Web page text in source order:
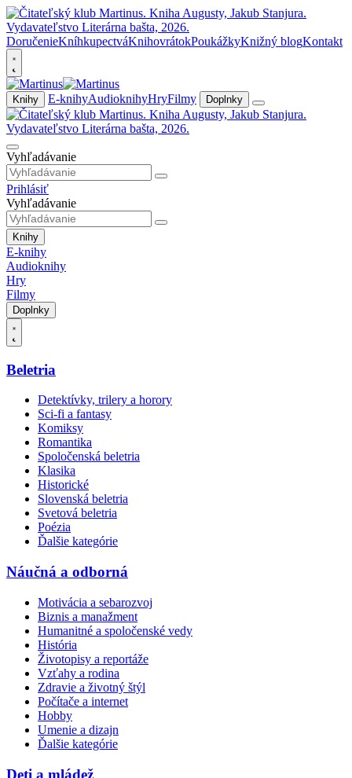
DoručenieKníhkupectváKnihovrátokPoukážkyKnižný blogKontakt
Knihy E-knihyAudioknihyHryFilmy Doplnky
Vyhľadávanie
Prihlásiť
Vyhľadávanie
Knihy
E-knihy
Audioknihy
Hry
Filmy
Doplnky
Beletria
Detektívky, trilery a horory
Sci-fi a fantasy
Komiksy
Romantika
Spoločenská beletria
Klasika
Historické
Slovenská beletria
Svetová beletria
Poézia
Ďalšie kategórie
Náučná a odborná
Motivácia a sebarozvoj
Biznis a manažment
Humanitné a spoločenské vedy
História
Životopisy a reportáže
Vzťahy a rodina
Zdravie a životný štýl
Počítače a internet
Hobby
Umenie a dizajn
Ďalšie kategórie
Deti a mládež